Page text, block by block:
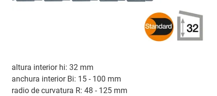
altura interior hi: 32 mm
anchura interior Bi: 15 - 100 mm
radio de curvatura R: 48 - 125 mm